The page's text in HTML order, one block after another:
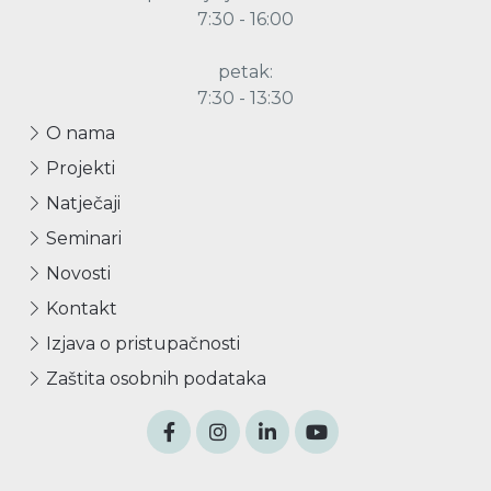
7:30 - 16:00
petak:
7:30 - 13:30
O nama
Projekti
Natječaji
Seminari
Novosti
Kontakt
Izjava o pristupačnosti
Zaštita osobnih podataka